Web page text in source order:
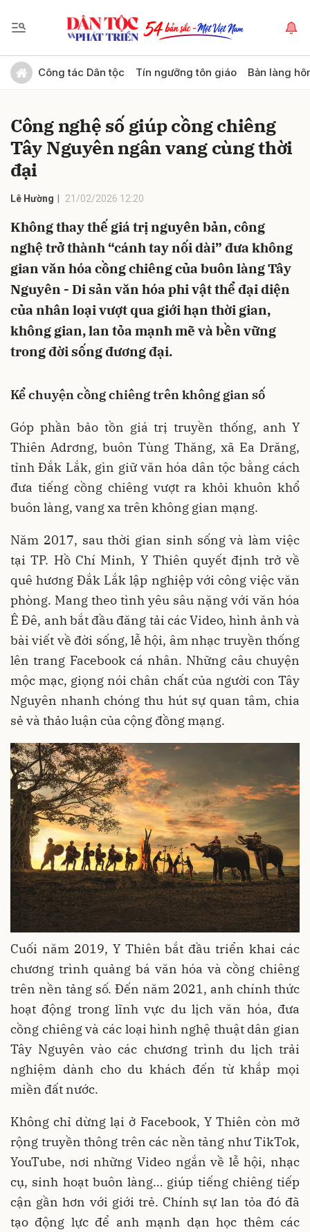
Công tác Dân tộc Tín ngưỡng tôn giáo Bản làng
Công nghệ số giúp cồng chiêng
Tây Nguyên ngân vang cùng thời
đại
Lê Hường 21/02/2026 12:20
Không thay thế giá trị nguyên bản, công
nghệ trở thành “cánh tay nối dài” đưa không
gian văn hóa cồng chiêng của buôn làng Tây
Nguyên - Di sản văn hóa phi vật thể đại diện
của nhân loại vượt qua giới hạn thời gian,
không gian, lan tỏa mạnh mẽ và bền vững
trong đời sống đương đại.
Kể chuyện cồng chiêng trên không gian số
Góp phần bảo tồn giá trị truyền thống, anh Y
Thiên Adrơng, buôn Tùng Thăng, xã Ea Drăng,
tỉnh Đắk Lắk, gìn giữ văn hóa dân tộc bằng cách
đưa tiếng cồng chiêng vượt ra khỏi khuôn khổ
buôn làng, vang xa trên không gian mạng.
Năm 2017, sau thời gian sinh sống và làm việc
tại TP. Hồ Chí Minh, Y Thiên quyết định trở về
quê hương Đắk Lắk lập nghiệp với công việc văn
phòng. Mang theo tình yêu sâu nặng với văn hóa
Ê Đê, anh bắt đầu đăng tải các Video, hình ảnh và
bài viết về đời sống, lễ hội, âm nhạc truyền thống
lên trang Facebook cá nhân. Những câu chuyện
mộc mạc, giọng nói chân chất của người con Tây
Nguyên nhanh chóng thu hút sự quan tâm, chia
sẻ và thảo luận của cộng đồng mạng.
Cuối năm 2019, Y Thiên bắt đầu triển khai các
chương trình quảng bá văn hóa và cồng chiêng
trên nền tảng số. Đến năm 2021, anh chính thức
hoạt động trong lĩnh vực du lịch văn hóa, đưa
cồng chiêng và các loại hình nghệ thuật dân gian
Tây Nguyên vào các chương trình du lịch trải
nghiệm dành cho du khách đến từ khắp mọi
miền đất nước.
Không chỉ dừng lại ở Facebook, Y Thiên còn mở
rộng truyền thông trên các nền tảng như TikTok,
YouTube, nơi những Video ngắn về lễ hội, nhạc
cụ, sinh hoạt buôn làng… giúp tiếng chiêng tiếp
cận gần hơn với giới trẻ. Chính sự lan tỏa đó đã
tạo động lực để anh mạnh dạn học thêm các
Gửi bình luận